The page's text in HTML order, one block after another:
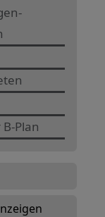
Plan